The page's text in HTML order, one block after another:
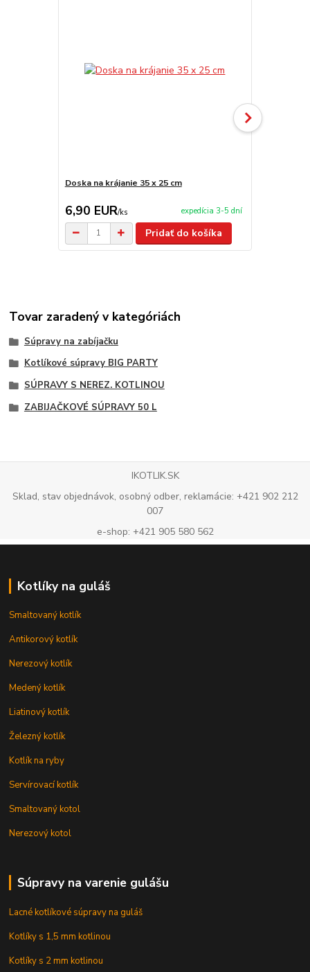
Doska na krájanie 35 x 25 cm
6,90 EUR/ks expedícia 3-5 dní
Pridať do košíka
Tovar zaradený v kategóriách
Súpravy na zabíjačku
Kotlíkové súpravy BIG PARTY
SÚPRAVY S NEREZ. KOTLINOU
ZABIJAČKOVÉ SÚPRAVY 50 L
IKOTLIK.SK
Sklad, stav objednávok, osobný odber, reklamácie: +421 902 212
007
e-shop: +421 905 580 562
Kotlíky na guláš
Smaltovaný kotlík
Antikorový kotlík
Nerezový kotlík
Medený kotlík
Liatinový kotlík
Železný kotlík
Kotlík na ryby
Servírovací kotlík
Smaltovaný kotol
Nerezový kotol
Súpravy na varenie gulášu
Lacné kotlíkové súpravy na guláš
Kotlíky s 1,5 mm kotlinou
Kotlíky s 2 mm kotlinou